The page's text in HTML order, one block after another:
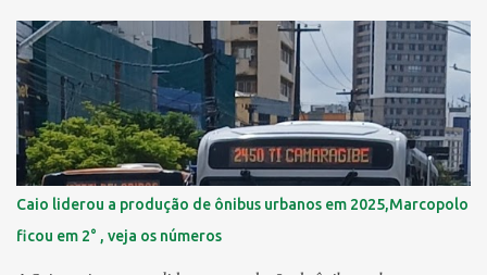
Curado 7,98 km² 5º Boa Viagem 7,76 km² > no Censo 2010 : 7,53
km² 6º Imbiribeira 6,65 km² > no Censo 2010 : 6,66 km² 7º Pina
6,29 km² 8º Dois Irmãos 5,85 km² 9º Barro 4,54 km² 10º Iputinga
4,33 km² > no Censo 2010 : 4,34 km² 11º Cohab 4,33 km² > no
Censo 2010: 4,26 km² 12º Passarinho 4,06 km² 13º Santo Amaro
3,80 km² 14º Afogados 3,69 km² 15º Cordeiro 3,40 km² 16º São José
3,26 km² 17º Dois Unidos 3,12 km² 18...
Caio liderou a produção de ônibus urbanos em 2025,Marcopolo
ficou em 2° , veja os números